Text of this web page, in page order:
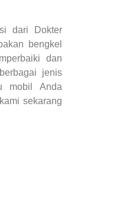
dari Dokter
bengkel
dan
jenis
mobil Anda
sekarang